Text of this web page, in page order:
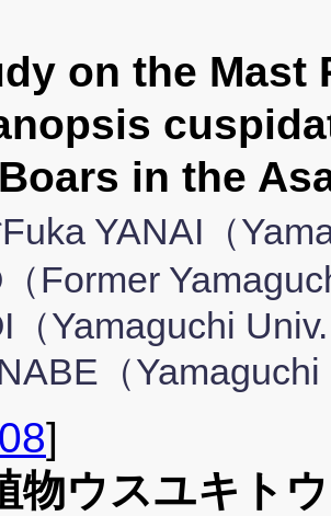
on the Mast
in the
YANAI（
Former
（Yamaguchi
（Yamaguchi
]
物ウスユキト